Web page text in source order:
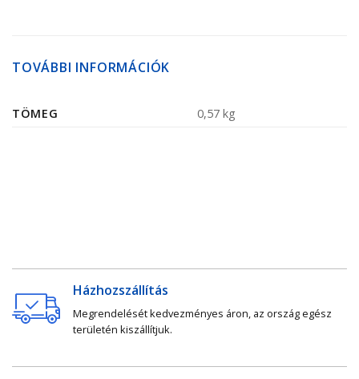
TOVÁBBI INFORMÁCIÓK
TÖMEG 0,57 kg
Házhozszállítás
Megrendelését kedvezményes áron, az ország egész
területén kiszállítjuk.